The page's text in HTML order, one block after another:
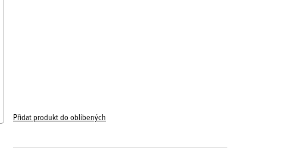
Přidat produkt do oblíbených